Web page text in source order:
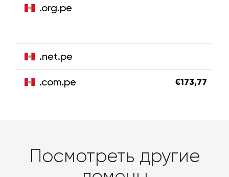
.org.pe
.net.pe
.com.pe €173,77
Посмотреть другие